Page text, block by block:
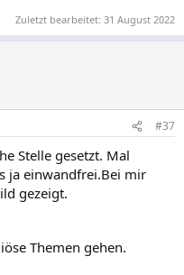
Zuletzt bearbeitet: 31 August 2022
#37
Stelle gesetzt. Mal
ja einwandfrei.Bei mir
gezeigt.
Themen gehen.